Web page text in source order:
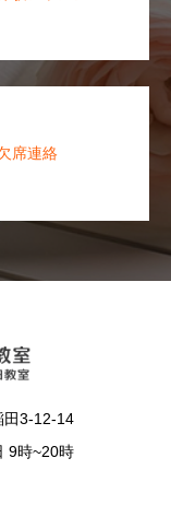
席連絡
田3-12-14
9時~20時